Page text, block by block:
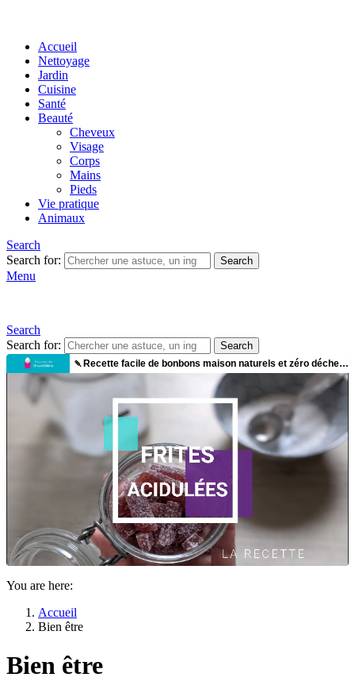
Accueil
Nettoyage
Jardin
Cuisine
Santé
Beauté
Cheveux
Visage
Corps
Mains
Pieds
Vie pratique
Animaux
Search
Search for:
Search
Menu
Search
Search for:
Search
You are here:
Accueil
Bien être
Bien être